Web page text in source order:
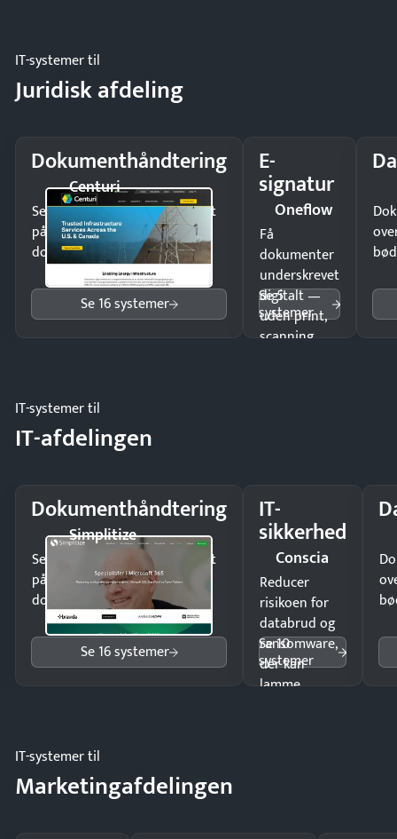
IT-systemer til
Juridisk afdeling
Dokumenthåndtering
Centuri
Send kontrakter til underskrift
på minutter og mist ingen
dokumenter.
Se 16 systemer
E-
signatur
Oneflow
Få
dokumenter
underskrevet
digitalt —
uden print,
scanning
Se 5
systemer
IT-systemer til
IT-afdelingen
Dokumenthåndtering
Simplitize
Send kontrakter til underskrift
på minutter og mist ingen
dokumenter.
Se 16 systemer
IT-
sikkerhed
Conscia
Reducer
risikoen for
databrud og
ransomware,
der kan
lamme
Se 10
systemer
IT-systemer til
Marketingafdelingen